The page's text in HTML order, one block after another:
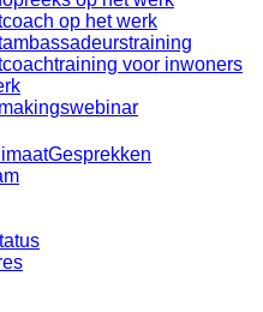
op het werk
voor inwoners